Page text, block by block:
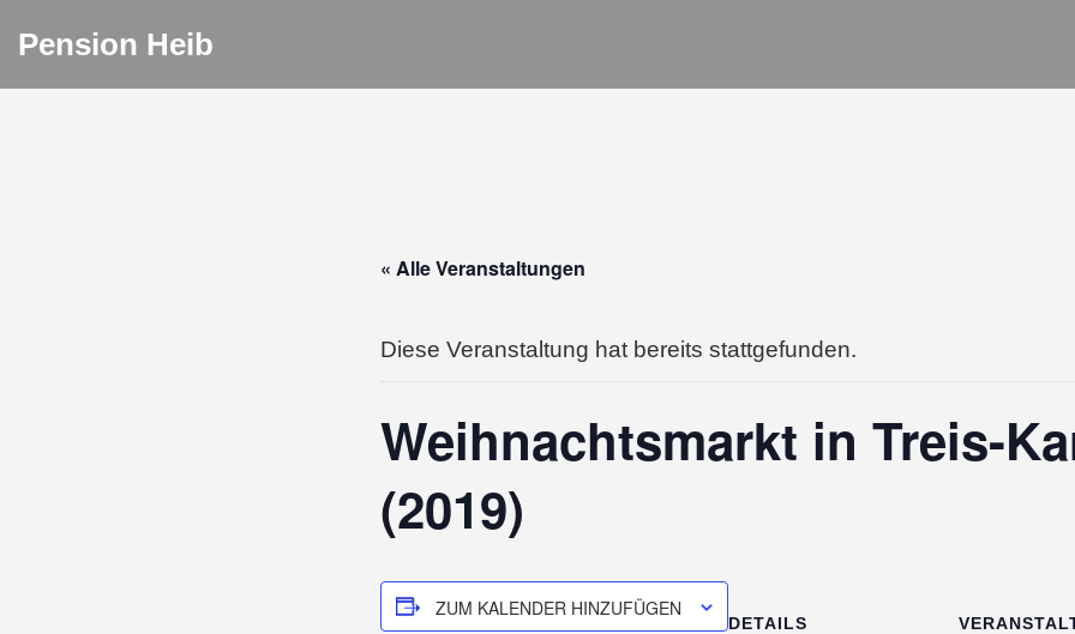
Pension Heib
« Alle Veranstaltungen
Diese Veranstaltung hat bereits stattgefunden.
Weihnachtsmarkt in Treis-
(2019)
ZUM KALENDER HINZUFÜGEN
DETAILS